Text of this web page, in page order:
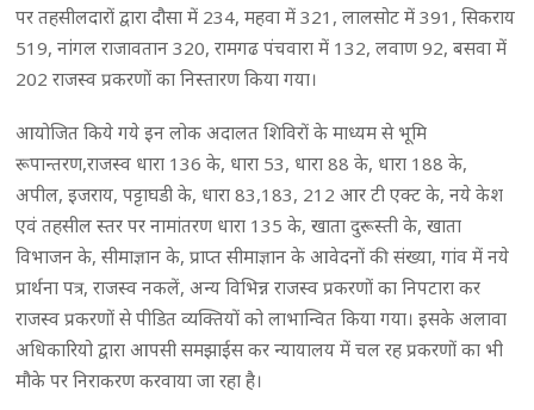
पर तहसीलदारों द्वारा दौसा में 234, महवा में 321, लालसोट में 391, सिकराय
519, नांगल राजावतान 320, रामगढ पंचवारा में 132, लवाण 92, बसवा में
202 राजस्व प्रकरणों का निस्तारण किया गया।
आयोजित किये गये इन लोक अदालत शिविराें के माध्यम से भूमि
रूपान्तरण,राजस्व धारा 136 के, धारा 53, धारा 88 के, धारा 188 के,
अपील, इजराय, पट्टाघडी के, धारा 83,183, 212 आर टी एक्ट के, नये केश
एवं तहसील स्तर पर नामांतरण धारा 135 के, खाता दुरूस्ती के, खाता
विभाजन के, सीमाज्ञान के, प्राप्त सीमाज्ञान के आवेदनों की संख्या, गांव में नये
प्रार्थना पत्र, राजस्व नकलें, अन्य विभिन्न राजस्व प्रकरणों का निपटारा कर
राजस्व प्रकरणों से पीडित व्यक्तियों को लाभान्वित किया गया। इसके अलावा
अधिकारियो द्वारा आपसी समझाईस कर न्यायालय में चल रह प्रकरणों का भी
मौके पर निराकरण करवाया जा रहा है।